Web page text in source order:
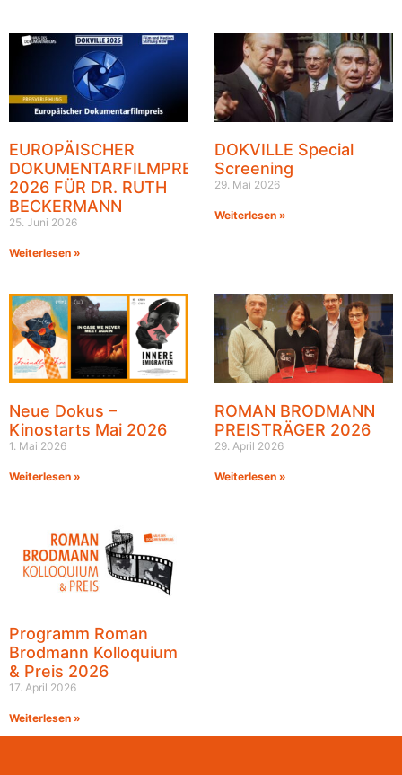
EUROPÄISCHER
DOKUMENTARFILMPREIS
2026 FÜR DR. RUTH
BECKERMANN
25. Juni 2026
Weiterlesen »
DOKVILLE Special
Screening
29. Mai 2026
Weiterlesen »
Neue Dokus –
Kinostarts Mai 2026
1. Mai 2026
Weiterlesen »
ROMAN BRODMANN
PREISTRÄGER 2026
29. April 2026
Weiterlesen »
Programm Roman
Brodmann Kolloquium
& Preis 2026
17. April 2026
Weiterlesen »